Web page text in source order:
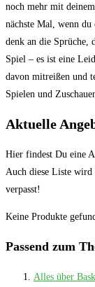
noch ⁣mehr mit
nächste Mal, wenn du
⁢denk an die Sprüche,
Spiel – es ist eine⁣
davon mitreißen und
Spielen⁢ und
Aktuelle
Hier findest Du eine
Auch diese Liste wird
verpasst!
Keine Produkte
Passend zum
Alles über